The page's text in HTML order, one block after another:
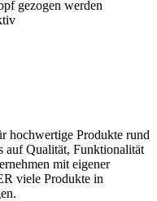
gezogen werden
hochwertige Produkte rund
auf Qualität, Funktionalität
mit eigener
viele Produkte in